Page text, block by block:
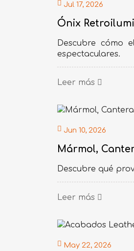
Jul 17, 2026
Ónix
Descubre cómo
espectaculares.
Leer más
Jun 10, 2026
Mármol,
Descubre qué
Leer más
May 22, 2026